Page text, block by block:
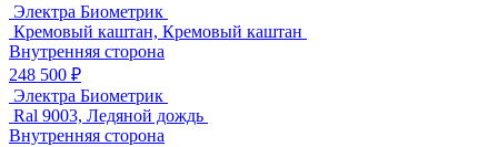
Электра Биометрик
Кремовый каштан, Кремовый каштан
Внутренняя сторона
248 500 ₽
Электра Биометрик
Ral 9003, Ледяной дождь
Внутренняя сторона